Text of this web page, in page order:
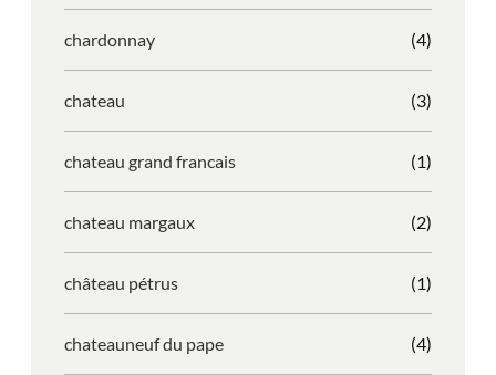
chardonnay (4)
chateau (3)
chateau grand francais (1)
chateau margaux (2)
château pétrus (1)
chateauneuf du pape (4)